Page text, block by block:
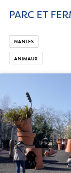
PARC ET
NANTES
ANIMAUX